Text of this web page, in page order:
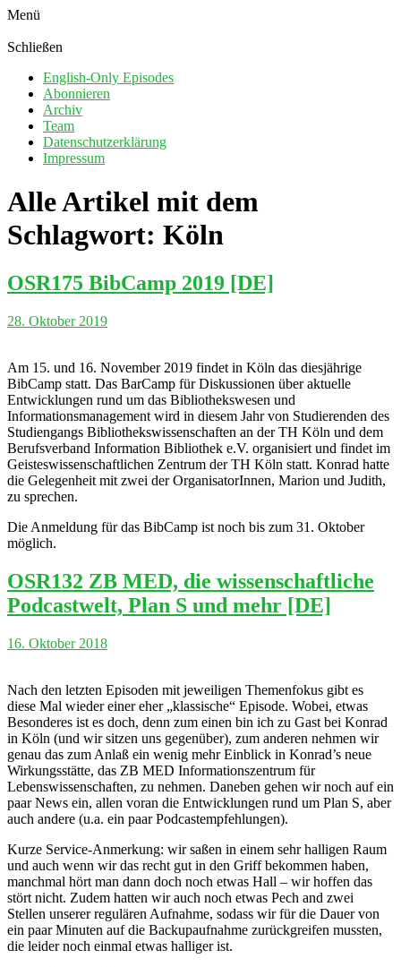
Menü
Schließen
English-Only Episodes
Abonnieren
Archiv
Team
Datenschutzerklärung
Impressum
Alle Artikel mit dem
Schlagwort: Köln
OSR175 BibCamp 2019 [DE]
28. Oktober 2019
Am 15. und 16. November 2019 findet in Köln das diesjährige
BibCamp statt. Das BarCamp für Diskussionen über aktuelle
Entwicklungen rund um das Bibliothekswesen und
Informationsmanagement wird in diesem Jahr von Studierenden des
Studiengangs Bibliothekswissenschaften an der TH Köln und dem
Berufsverband Information Bibliothek e.V. organisiert und findet im
Geisteswissenschaftlichen Zentrum der TH Köln statt. Konrad hatte
die Gelegenheit mit zwei der OrganisatorInnen, Marion und Judith,
zu sprechen.
Die Anmeldung für das BibCamp ist noch bis zum 31. Oktober
möglich.
OSR132 ZB MED, die wissenschaftliche
Podcastwelt, Plan S und mehr [DE]
16. Oktober 2018
Nach den letzten Episoden mit jeweiligen Themenfokus gibt es
diese Mal wieder einer eher „klassische“ Episode. Wobei, etwas
Besonderes ist es doch, denn zum einen bin ich zu Gast bei Konrad
in Köln (und wir sitzen uns gegenüber), zum anderen nehmen wir
genau das zum Anlaß ein wenig mehr Einblick in Konrad’s neue
Wirkungsstätte, das ZB MED Informationszentrum für
Lebenswissenschaften, zu nehmen. Daneben gehen wir noch auf ein
paar News ein, allen voran die Entwicklungen rund um Plan S, aber
auch andere (u.a. ein paar Podcastempfehlungen).
Kurze Service-Anmerkung: wir saßen in einem sehr halligen Raum
und auch wenn wir das recht gut in den Griff bekommen haben,
manchmal hört man dann doch noch etwas Hall – wir hoffen das
stört nicht. Zudem hatten wir auch noch etwas Pech and zwei
Stellen unserer regulären Aufnahme, sodass wir für die Dauer von
ein paar Minuten auf die Backupaufnahme zurückgreifen mussten,
die leider noch einmal etwas halliger ist.